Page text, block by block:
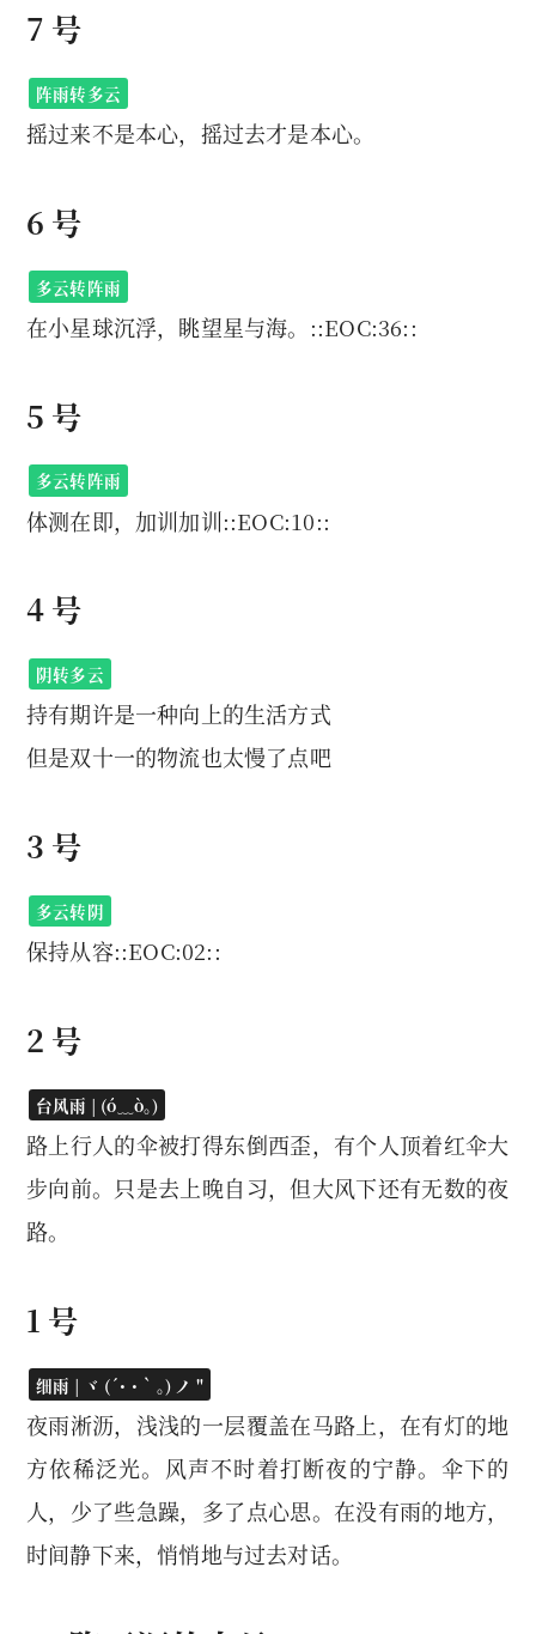
7 号
阵雨转多云
摇过来不是本心，摇过去才是本心。
6 号
多云转阵雨
在小星球沉浮，眺望星与海。::EOC:36::
5 号
多云转阵雨
体测在即，加训加训::EOC:10::
4 号
阴转多云
持有期许是一种向上的生活方式
但是双十一的物流也太慢了点吧
3 号
多云转阴
保持从容::EOC:02::
2 号
台风雨 | (ó﹏ò｡)
路上行人的伞被打得东倒西歪，有个人顶着红伞大
步向前。只是去上晚自习，但大风下还有无数的夜
路。
1 号
细雨 | ヾ (´･ ･｀｡) ノ "
夜雨淅沥，浅浅的一层覆盖在马路上，在有灯的地
方依稀泛光。风声不时着打断夜的宁静。伞下的
人，少了些急躁，多了点心思。在没有雨的地方，
时间静下来，悄悄地与过去对话。